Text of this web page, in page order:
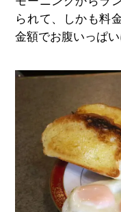
られて、しかも料
金額でお腹いっぱい